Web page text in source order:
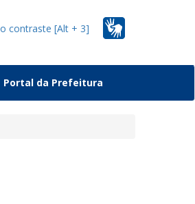
contraste [Alt + 3]
Portal da Prefeitura